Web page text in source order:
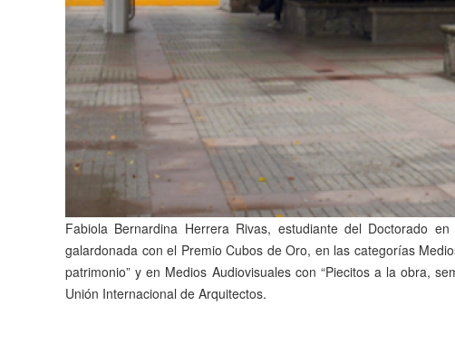
Fabiola Bernardina Herrera Rivas, estudiante del Doctorado
galardonada con el Premio Cubos de Oro, en las categorías
patrimonio” y en Medios Audiovisuales con “Piecitos a la obra,
Unión Internacional de Arquitectos.